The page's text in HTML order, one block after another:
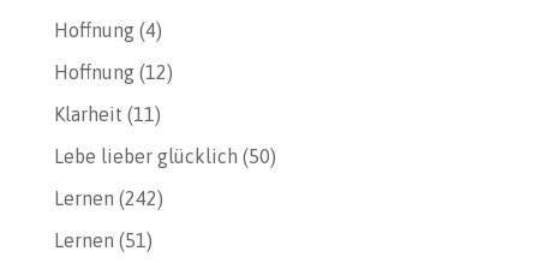
Hoffnung(4)
Hoffnung(12)
Klarheit (11)
Lebe lieber glücklich (50)
Lernen (242)
Lernen (51)